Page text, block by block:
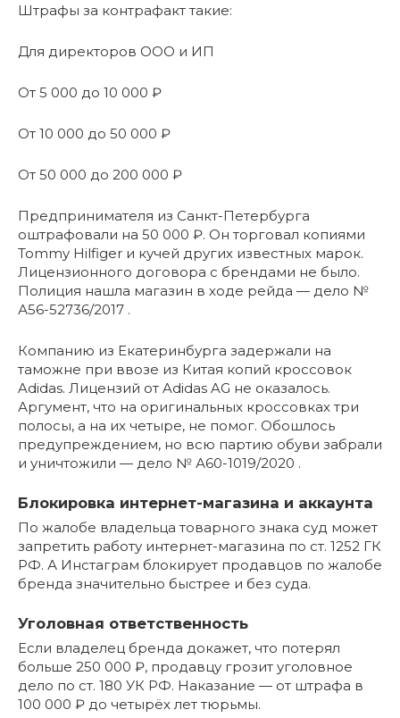
Штрафы за контрафакт такие:
Для директоров ООО и ИП
От 5 000 до 10 000 ₽
От 10 000 до 50 000 ₽
От 50 000 до 200 000 ₽
Предпринимателя из Санкт-Петербурга
оштрафовали на 50 000 ₽. Он торговал копиями
Tommy Hilfiger и кучей других известных марок.
Лицензионного договора с брендами не было.
Полиция нашла магазин в ходе рейда — дело №
А56-52736/2017 .
Компанию из Екатеринбурга задержали на
таможне при ввозе из Китая копий кроссовок
Adidas. Лицензий от Adidas AG не оказалось.
Аргумент, что на оригинальных кроссовках три
полосы, а на их четыре, не помог. Обошлось
предупреждением, но всю партию обуви забрали
и уничтожили — дело № А60-1019/2020 .
Блокировка интернет-магазина и аккаунта
По жалобе владельца товарного знака суд может
запретить работу интернет-магазина по ст. 1252 ГК
РФ. А Инстаграм блокирует продавцов по жалобе
бренда значительно быстрее и без суда.
Уголовная ответственность
Если владелец бренда докажет, что потерял
больше 250 000 ₽, продавцу грозит уголовное
дело по ст. 180 УК РФ. Наказание — от штрафа в
100 000 ₽ до четырёх лет тюрьмы.